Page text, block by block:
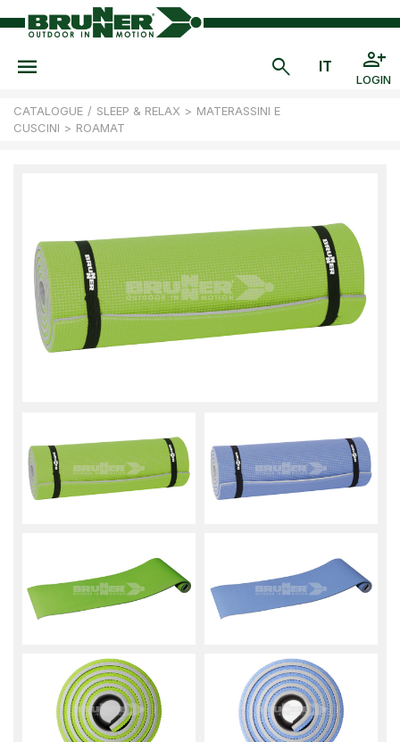
LOGIN
CATALOGUE / SLEEP & RELAX > MATERASSINI E
CUSCINI > ROAMAT